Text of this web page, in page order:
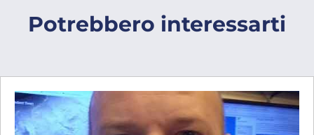
Potrebbero interessarti